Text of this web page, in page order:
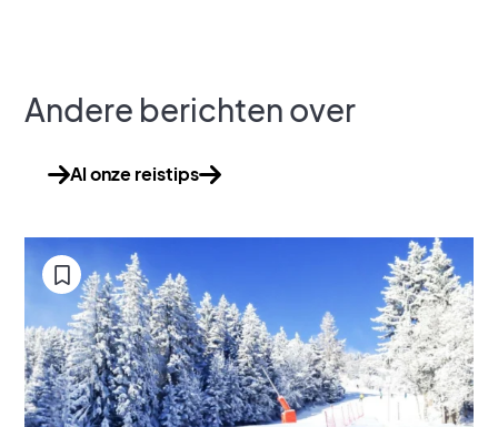
Andere berichten over
Al onze reistips